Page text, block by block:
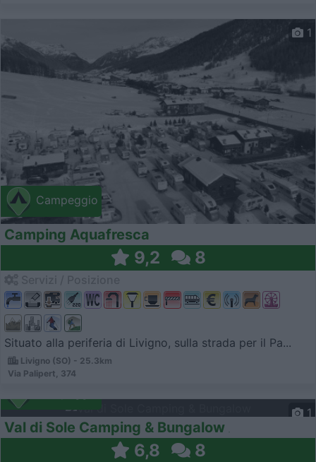
Campeggio
1
Camping Aquafresca
9,2 8
Situato alla periferia di Livigno, sulla strada per il Pa...
Livigno (SO) - 25.3km
Via Palipert, 374
1
Val di Sole Camping & Bungalow
6,8 8